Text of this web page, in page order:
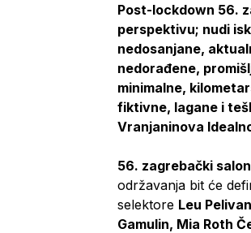
Post-lockdown 56.
perspektivu; nudi
nedosanjane,
nedorađene,
minimalne,
fiktivne, lagane i
Vranjaninova
56. zagrebački
održavanja bit će
selektore Leu
Gamulin, Mia Roth